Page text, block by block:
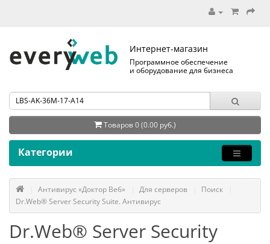
Интернет-магазин
Программное обеспечение
и оборудование для бизнеса
Товаров 0 (0.00 руб.)
Категории
Антивирус «Доктор Веб» Для серверов
Поиск
Dr.Web® Server Security Suite. Антивирус
Dr.Web® Server Security